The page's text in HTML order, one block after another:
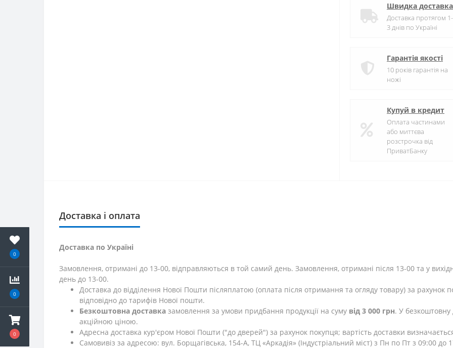
0
0
0
Швидка доставка
Доставка протягом 1-
3 днів по Україні
Гарантія якості
10 років гарантія на
ножі
Купуй в кредит
Оплата частинами
або миттєва
розстрочка від
ПриватБанку
Доставка і оплата
Доставка по Україні
Замовлення, отримані до 13-00, відправляються в той самий день. Замовлення, отримані після 13-00 та у
день до 13-00.
Доставка до відділення Нової Пошти післяплатою (оплата після отримання та огляду товару) за рахунок
відповідно до тарифів Нової пошти.
Безкоштовна доставка замовлення за умови придбання продукції на суму від 3 000 грн. У безкоштовну
акційною ціною.
Адресна доставка кур'єром Нової Пошти ("до дверей") за рахунок покупця; вартість доставки
Самовивіз за адресою: вул. Борщагівська, 154-А, ТЦ «Аркадія» (Індустріальний міст) з Пн по Пт з 09:00